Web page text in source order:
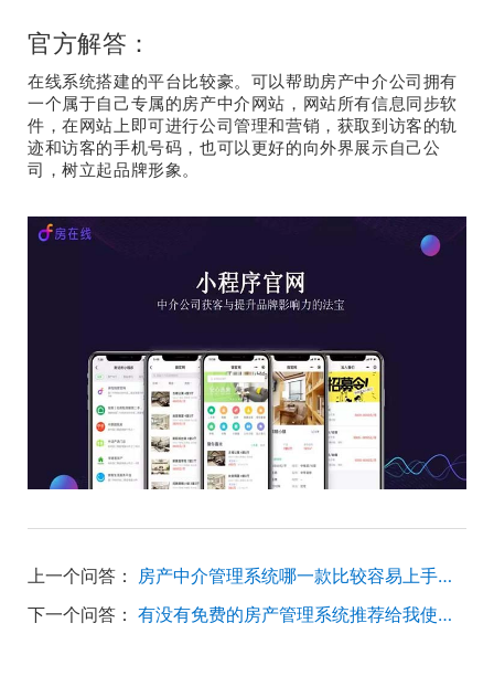
官方解答：
在线系统搭建的平台比较豪。可以帮助房产中介公司拥有
一个属于自己专属的房产中介网站，网站所有信息同步软
件，在网站上即可进行公司管理和营销，获取到访客的轨
迹和访客的手机号码，也可以更好的向外界展示自己公
司，树立起品牌形象。
上一个问答：
房产中介管理系统哪一款比较容易上手呢？
下一个问答：
有没有免费的房产管理系统推荐给我使用呀？